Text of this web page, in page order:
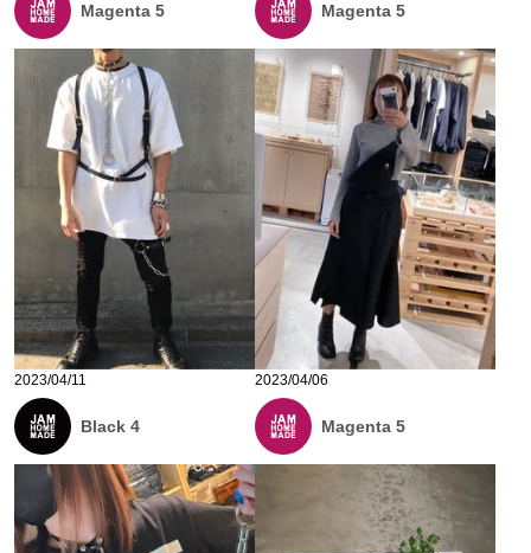
Magenta 5 Magenta 5
2023/04/11
Black 4
2023/04/06
Magenta 5